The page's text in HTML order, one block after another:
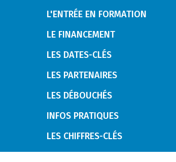
L'ENTRÉE EN FORMATION
LE FINANCEMENT
LES DATES-CLÉS
LES PARTENAIRES
LES DÉBOUCHÉS
INFOS PRATIQUES
LES CHIFFRES-CLÉS